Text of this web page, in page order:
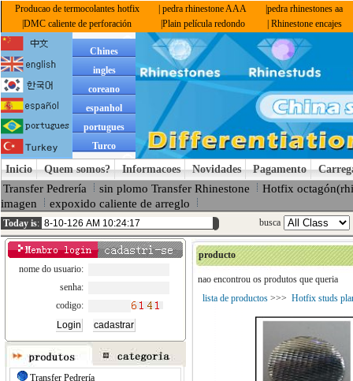
Producao de termocolantes hotfix | pedra rhinestone AAA
|pedra rhinestones aa
|DMC caliente de perforación
|Plain película redondo | Rhinestone encajes
Chines
ingles
coreano
espanhol
portugues
Turco
Inicio Quem somos? Informacoes Novidades Pagamento
Transfer Pedrería sin plomo Transfer Rhinestone
Hotfix
imagen
expoxido caliente de arreglo
Today is: busca
nome do usuario:
senha:
codigo:
Transfer Pedrería
producto
nao encontrou os produtos que queria
lista de productos>>> Hotfix studs